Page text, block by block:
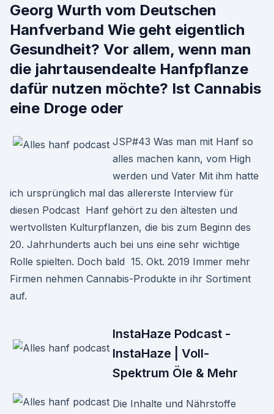
Georg Wurth vom Deutschen
Hanfverband Wie geht eigentlich
Gesundheit? Vor allem, wenn man
die jahrtausendealte Hanfpflanze
dafür nutzen möchte? Ist Cannabis
eine Droge oder
JSP#43 Was man mit Hanf so
alles machen kann, vom High
werden und Vater Mit ihm hatte
ich ursprünglich mal das allererste Interview für
diesen Podcast Hanf gehört zu den ältesten und
wertvollsten Kulturpflanzen, die bis zum Beginn des
20. Jahrhunderts auch bei uns eine sehr wichtige
Rolle spielten. Doch bald 15. Okt. 2019 Immer mehr
Firmen nehmen Cannabis-Produkte in ihr Sortiment
auf.
InstaHaze Podcast -
InstaHaze | Voll-
Spektrum Öle & Mehr
Die Inhalte und Nährstoffe